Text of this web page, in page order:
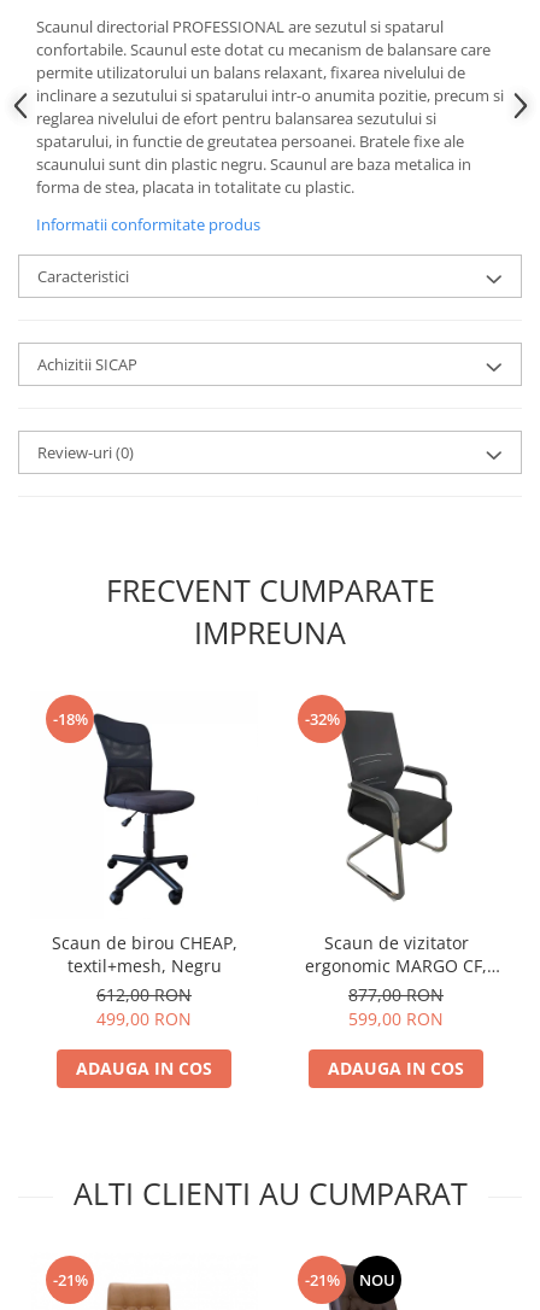
Scaunul directorial PROFESSIONAL are sezutul si spatarul
confortabile. Scaunul este dotat cu mecanism de balansare care
permite utilizatorului un balans relaxant, fixarea nivelului de
inclinare a sezutului si spatarului intr-o anumita pozitie, precum si
reglarea nivelului de efort pentru balansarea sezutului si
spatarului, in functie de greutatea persoanei. Bratele fixe ale
scaunului sunt din plastic negru. Scaunul are baza metalica in
forma de stea, placata in totalitate cu plastic.
Informatii conformitate produs
Caracteristici
Achizitii SICAP
Review-uri(0)
FRECVENT CUMPARATE
IMPREUNA
-18%
Scaun de birou CHEAP,
textil+mesh, Negru
612,00 RON
499,00 RON
ADAUGA IN COS
-32%
Scaun de vizitator
ergonomic MARGO CF,
Negru. Mesh/Textil
877,00 RON
599,00 RON
ADAUGA IN COS
ALTI CLIENTI AU CUMPARAT
-21% -21% NOU